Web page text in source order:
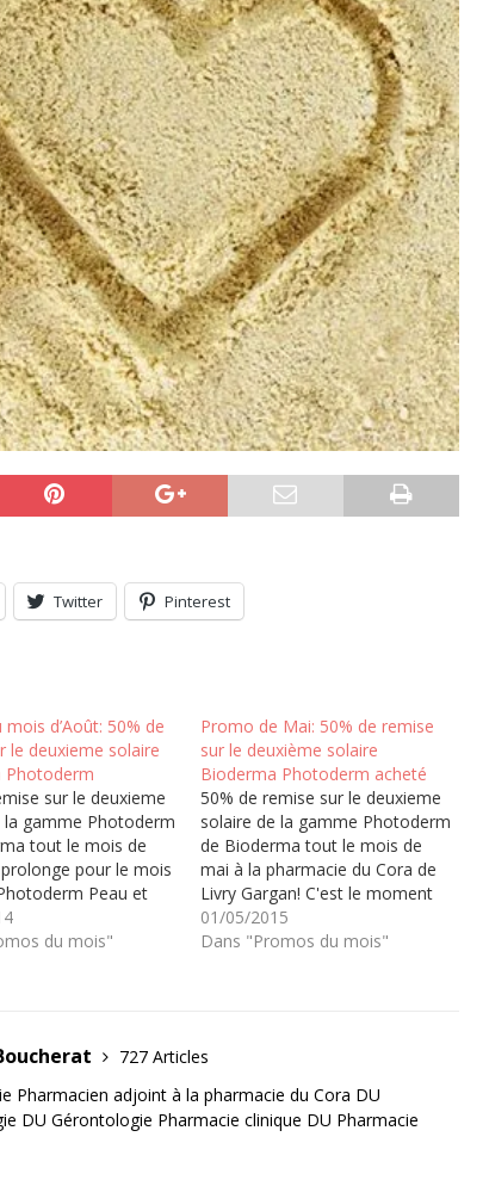
Twitter Pinterest
d’Août: 50% de
le deuxieme solaire
Photoderm
sur le deuxieme
la gamme Photoderm
tout le mois de
pour le mois
Peau et
de votre type
l’ensoleillement
du mois"
Promo de Mai: 50% de remise
sur le deuxième solaire
Bioderma Photoderm acheté
50% de remise sur le deuxieme
solaire de la gamme Photoderm
de Bioderma tout le mois de
mai à la pharmacie du Cora de
Livry Gargan! C'est le moment
de faire les provisions pour
l'été!! Photoderm Peau et soleil
01/05/2015
Dans "Promos du mois"
727 Articles
Pharmacien adjoint à la pharmacie du Cora DU
DU Gérontologie Pharmacie clinique DU Pharmacie